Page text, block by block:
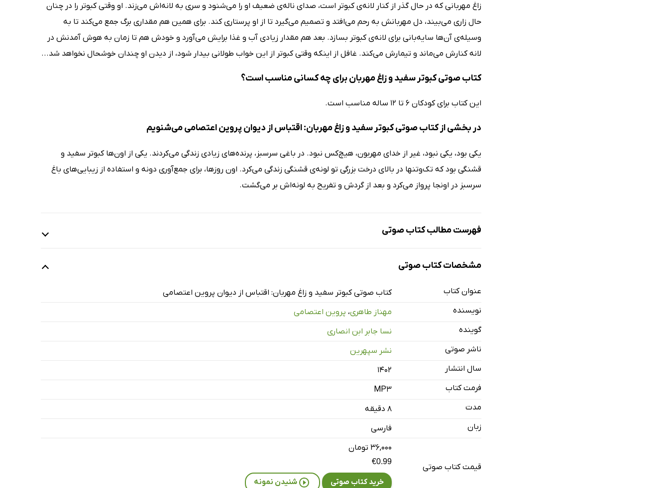
زاغ مهربانی که در حال گذر از کنار لانه‌ی کبوتر است، صدای ناله‌ی ضعیف او را می‌شنود و سری به لانه‌اش می‌زند. او وقتی کبوتر را در چنان
حال زاری می‌بیند، دل مهربانش به رحم می‌افتد و تصمیم می‌گیرد تا از او پرستاری کند. برای همین هم مقداری برگ جمع می‌کند تا به
وسیله‌ی آن‌ها سایه‌بانی برای لانه‌ی کبوتر بسازد. بعد هم مقدار زیادی آب و غذا برایش می‌آورد و خودش هم تا زمان به هوش آمدنش در
لانه کنارش می‌ماند و تیمارش می‌کند. غافل از اینکه وقتی کبوتر از این خواب طولانی بیدار شود، از دیدن او چندان خوشحال نخواهد شد...
کتاب صوتی کبوتر سفید و زاغ مهربان برای چه کسانی مناسب است؟
این کتاب برای کودکان 6 تا 12 ساله مناسب است.
در بخشی از کتاب صوتی کبوتر سفید و زاغ مهربان: اقتباس از دیوان پروین اعتصامی می‌شنویم
یکی بود، یکی نبود، غیر از خدای مهربون، هیچ‌کس نبود. در باغی سرسبز، پرنده‌های زیادی زندگی می‌کردند. یکی از اون‌ها کبوتر سفید و
قشنگی بود که تک‌وتنها در بالای درخت بزرگی تو لونه‌ی قشنگی زندگی می‌کرد. اون روزها، برای جمع‌آوری دونه و استفاده از زیبایی‌های باغ
سرسبز در اونجا پرواز می‌کرد و بعد از گردش و تفریح به لونه‌اش بر می‌گشت.
فهرست مطالب کتاب صوتی
نمونه
کبوتر سفید و زاغ مهربان
مشخصات کتاب صوتی
عنوان کتاب
کتاب صوتی کبوتر سفید و زاغ مهربان: اقتباس از دیوان پروین اعتصامی
نویسنده
مهناز طاهری، پروین اعتصامی
گوینده
نسا جابر ابن انصاری
ناشر صوتی
نشر سپهرین
سال انتشار
۱۴۰۲
فرمت کتاب
MP3
مدت
۸ دقیقه
زبان
فارسی
قیمت کتاب صوتی
۳۶,۰۰۰ تومان
€0.99
خرید کتاب صوتی شنیدن نمونه